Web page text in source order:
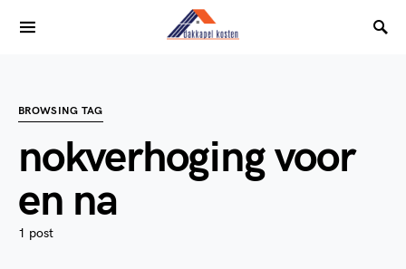
BROWSING TAG
nokverhoging voor
en na
1 post